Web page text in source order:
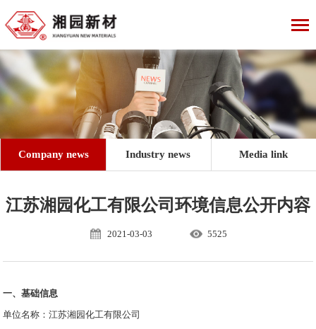
Company news Industry news Media link
江苏湘园化工有限公司环境信息公开内容
2021-03-03 5525
一、基础信息
单位名称：江苏湘园化工有限公司